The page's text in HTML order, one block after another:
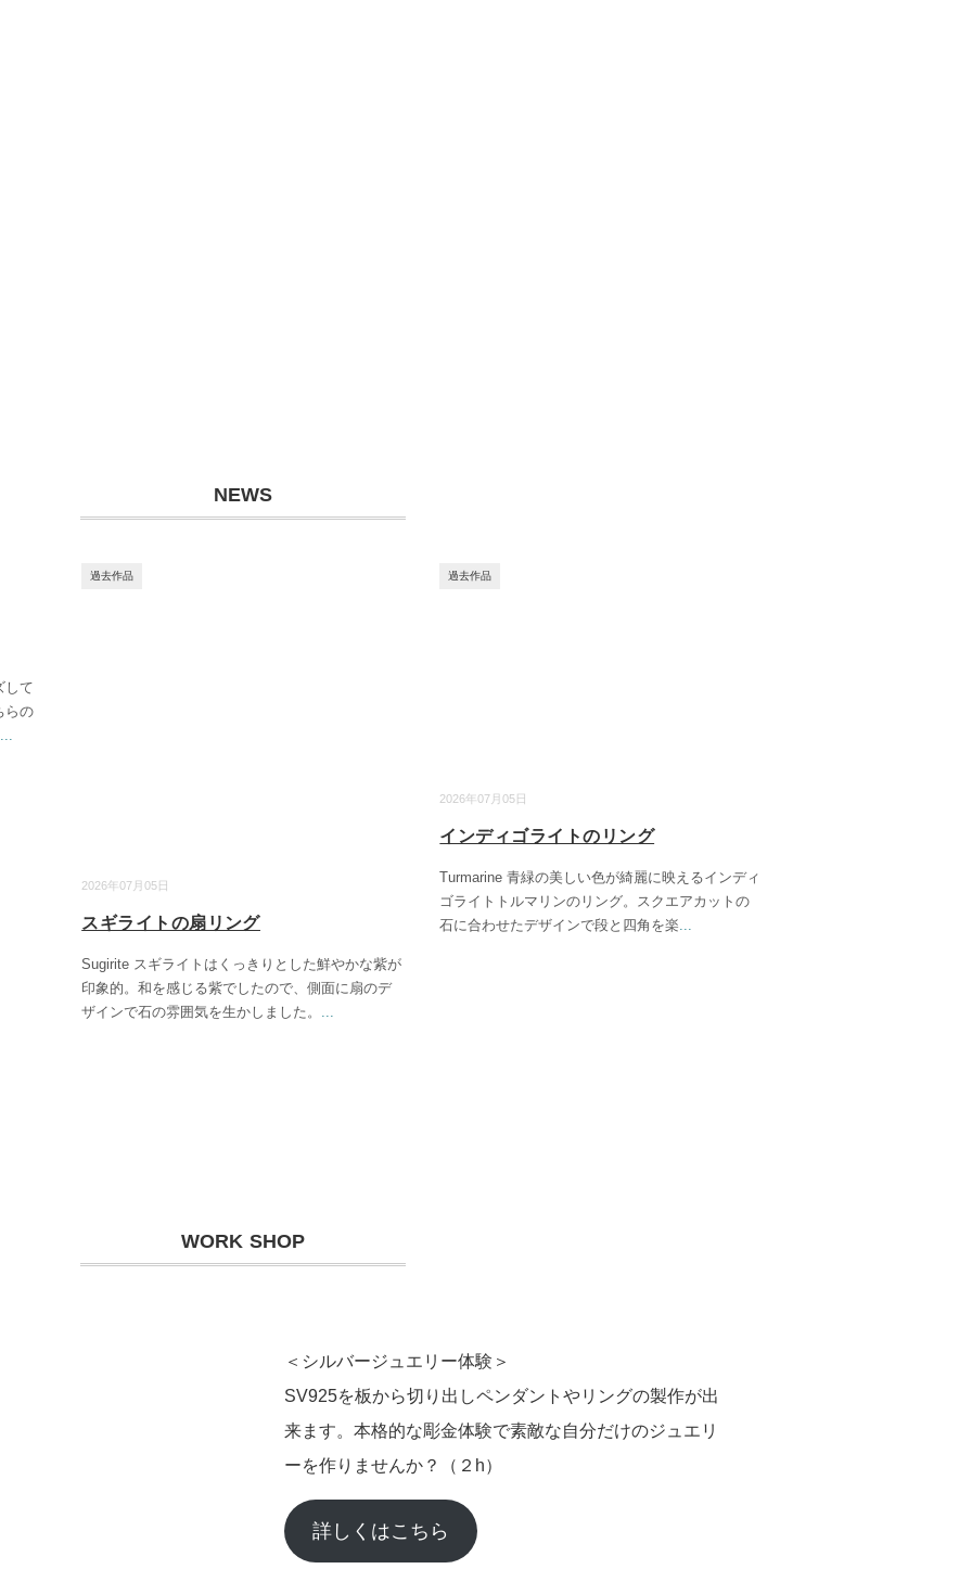
NEWS
して
らの
...
2026年07月05日
過去作品
スギライトの扇リング
Sugirite スギライトはくっきりとした鮮やかな紫が
印象的。和を感じる紫でしたので、側面に扇のデ
ザインで石の雰囲気を生かしました。 ...
2026年07月05日
過去作品
インディゴライトのリング
Turmarine 青緑の美しい色が綺麗に映えるインディ
ゴライトトルマリンのリング。スクエアカットの
石に合わせたデザインで段と四角を楽...
WORK SHOP
＜シルバージュエリー体験＞
SV925を板から切り出しペンダントやリングの製作が出
来ます。本格的な彫金体験で素敵な自分だけのジュエリ
ーを作りませんか？（２h）
詳しくはこちら